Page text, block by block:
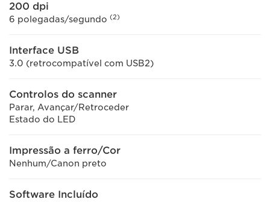
200 dpi
6 polegadas/segundo (2)
Interface USB
3.0 (retrocompatível com USB2)
Controlos do scanner
Parar, Avançar/Retroceder
Estado do LED
Impressão a ferro/Cor
Nenhum/Canon preto
Software Incluído